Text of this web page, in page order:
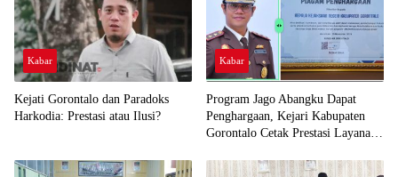
Kabar
Kejati Gorontalo dan Paradoks
Harkodia: Prestasi atau Ilusi?
Kabar
Program Jago Abangku Dapat
Penghargaan, Kejari Kabupaten
Gorontalo Cetak Prestasi Layanan